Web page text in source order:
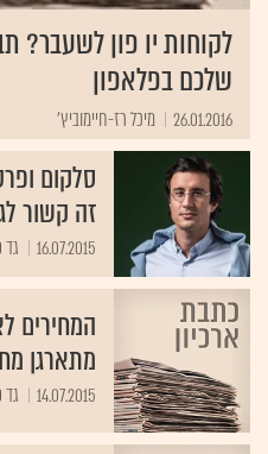
לקוחות יו פון לשעבר?
שלכם בפלאפון
26.01.2016 מיכל רז-חיימוביץ'
זה קשור
16.07.2015
המחירים
מתארגן
14.07.2015